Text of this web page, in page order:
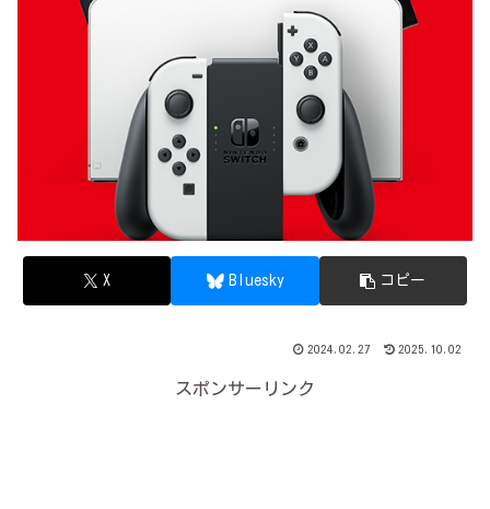
X Bluesky コピー
2024.02.27 2025.10.02
スポンサーリンク